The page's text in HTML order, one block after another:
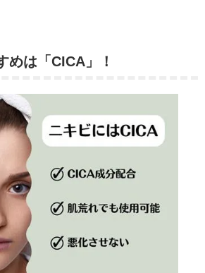
めは「CICA」！